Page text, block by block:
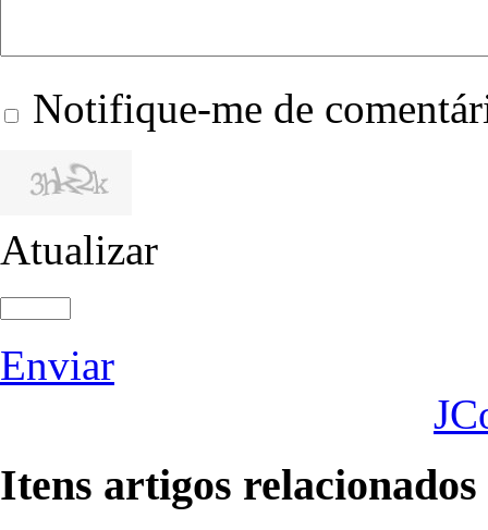
Notifique-me de
Atualizar
Enviar
Itens artigos relacionados